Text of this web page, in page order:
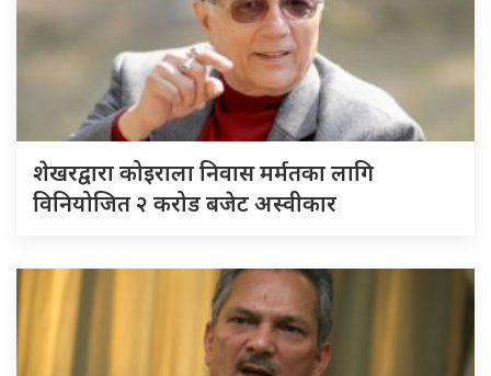
शेखरद्वारा कोइराला निवास मर्मतका लागि
विनियोजित २ करोड बजेट अस्वीकार